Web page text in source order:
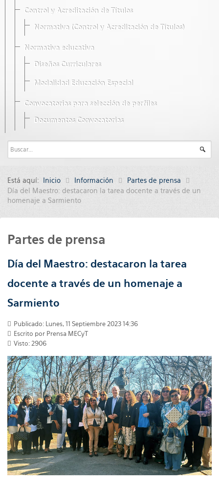
Control y Acreditación de Títulos
Normativa (Control y Acreditación de Títulos)
Normativa educativa
Diseños Curriculares
Modalidad Educación Especial
Convocatorias para selección de perfiles
Documentos Convocatorias
Está aquí: Inicio Información
Partes de prensa
Día del Maestro: destacaron la tarea docente a través de un
homenaje a Sarmiento
Partes de prensa
Día del Maestro: destacaron la tarea
docente a través de un homenaje a
Sarmiento
Publicado: Lunes, 11 Septiembre 2023 14:36
Escrito por Prensa MECyT
Visto: 2906